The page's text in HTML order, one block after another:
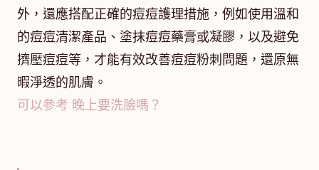
外，還應搭配正確的痘痘護理措施，例如使用溫和
的痘痘清潔產品、塗抹痘痘藥膏或凝膠，以及避免
擠壓痘痘等，才能有效改善痘痘粉刺問題，還原無
暇淨透的肌膚。
可以參考 晚上要洗臉嗎？